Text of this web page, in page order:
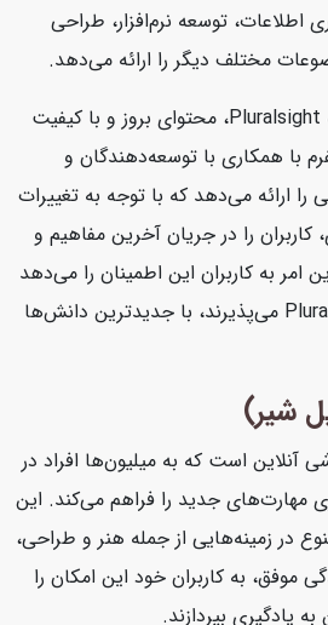
اطلاعات، توسعه نرم‌افزار، طراحی
مختلف دیگر را ارائه می‌دهد.
یکی از ویژگی‌های برجسته Pluralsight، محتوای بروز و با کیفیت
با همکاری با توسعه‌دهندگان و
را ارائه می‌دهد که با توجه به تغییرات
را در جریان آخرین مفاهیم و
امر به کاربران این اطمینان را می‌دهد
که دوره‌هایی که در Pluralsight می‌پذیرند، با جدیدترین دانش‌ها
است که به میلیون‌ها افراد در
مهارت‌های جدید را فراهم می‌کند. این
در زمینه‌هایی از جمله هنر و طراحی،
موفق، به کاربران خود این امکان را
یادگیری بپردازند.